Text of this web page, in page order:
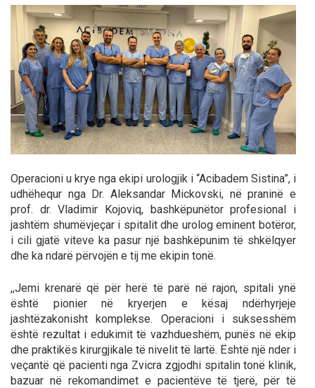
Operacioni u krye nga ekipi urologjik i “Acibadem Sistina”, i
udhëhequr nga Dr. Aleksandar Mickovski, në praninë e
prof. dr. Vladimir Kojoviq, bashkëpunëtor profesional i
jashtëm shumëvjeçar i spitalit dhe urolog eminent botëror,
i cili gjatë viteve ka pasur një bashkëpunim të shkëlqyer
dhe ka ndarë përvojën e tij me ekipin tonë.
,,Јemi krenarë që për herë të parë në rajon, spitali ynë
është pionier në kryerjen e kësaj ndërhyrjeje
jashtëzakonisht komplekse. Operacioni i suksesshëm
është rezultat i edukimit të vazhdueshëm, punës në ekip
dhe praktikës kirurgjikale të nivelit të lartë. Është një nder i
veçantë që pacienti nga Zvicra zgjodhi spitalin tonë klinik,
bazuar në rekomandimet e pacientëve të tjerë, për të